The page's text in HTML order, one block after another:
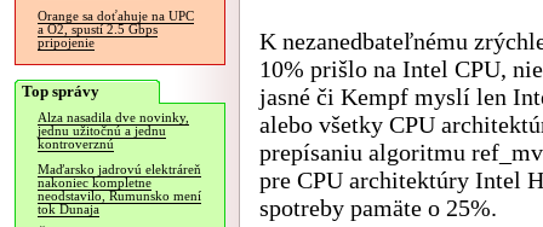
Orange sa doťahuje na UPC
a O2, spustí 2.5 Gbps
pripojenie
Top správy
Alza nasadila dve novinky,
jednu užitočnú a jednu
kontroverznú
Maďarsko jadrovú elektráreň
nakoniec kompletne
neodstavilo, Rumunsko mení
tok Dunaja
K nezanedbateľnému
10% prišlo na Intel CPU,
jasné či Kempf myslí len
alebo všetky CPU
prepísaniu algoritmu
pre CPU architektúry Intel
spotreby pamäte o 25%.